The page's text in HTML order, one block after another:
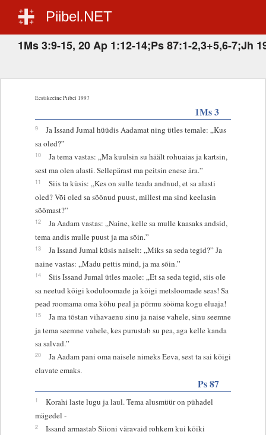
Piibel.NET
1Ms 3:9-15, 20 Ap 1:12-14;Ps 87:1-2,3+5,6-7;Jh
Eestikeelne Piibel 1997
1Ms 3
9
Ja Issand Jumal hüüdis Aadamat ning ütles temale: „Kus
sa oled?”
10
Ja tema vastas: „Ma kuulsin su häält rohuaias ja kartsin,
sest ma olen alasti. Sellepärast ma peitsin enese ära.”
11
Siis ta küsis: „Kes on sulle teada andnud, et sa alasti
oled? Või oled sa söönud puust, millest ma sind keelasin
söömast?”
12
Ja Aadam vastas: „Naine, kelle sa mulle kaasaks andsid,
tema andis mulle puust ja ma sõin.”
13
Ja Issand Jumal küsis naiselt: „Miks sa seda tegid?” Ja
naine vastas: „Madu pettis mind, ja ma sõin.”
14
Siis Issand Jumal ütles maole: „Et sa seda tegid, siis ole
sa neetud kõigi koduloomade ja kõigi metsloomade seas! Sa
pead roomama oma kõhu peal ja põrmu sööma kogu eluaja!
15
Ja ma tõstan vihavaenu sinu ja naise vahele, sinu seemne
ja tema seemne vahele, kes purustab su pea, aga kelle kanda
sa salvad.”
20
Ja Aadam pani oma naisele nimeks Eeva, sest ta sai kõigi
elavate emaks.
Ps 87
1
Korahi laste lugu ja laul. Tema alusmüür on pühadel
mägedel -
2
Issand armastab Siioni väravaid rohkem kui kõiki